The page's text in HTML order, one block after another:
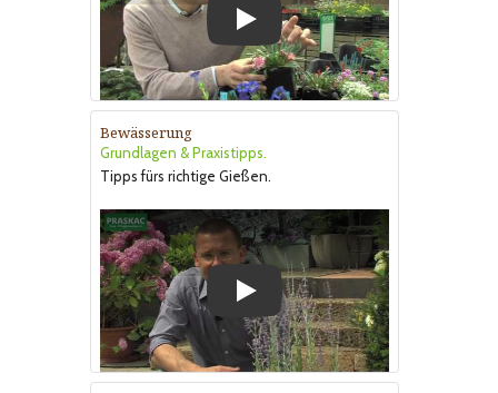
Bewässerung
Grundlagen & Praxistipps.
Tipps fürs richtige Gießen.